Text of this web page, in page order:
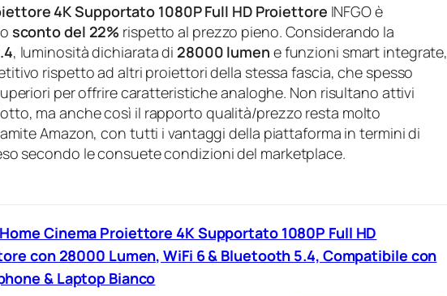
4K Supportato 1080P Full HD Proiettore INFGO è
sconto del 22% rispetto al prezzo pieno. Considerando la
, luminosità dichiarata di 28000 lumen e funzioni smart integrate,
rispetto ad altri proiettori della stessa fascia, che spesso
per offrire caratteristiche analoghe. Non risultano attivi
ma anche così il rapporto qualità/prezzo resta molto
Amazon, con tutti i vantaggi della piattaforma in termini di
secondo le consuete condizioni del marketplace.
Home Cinema Proiettore 4K Supportato 1080P Full HD
con 28000 Lumen, WiFi 6 & Bluetooth 5.4, Compatibile con
& Laptop Bianco